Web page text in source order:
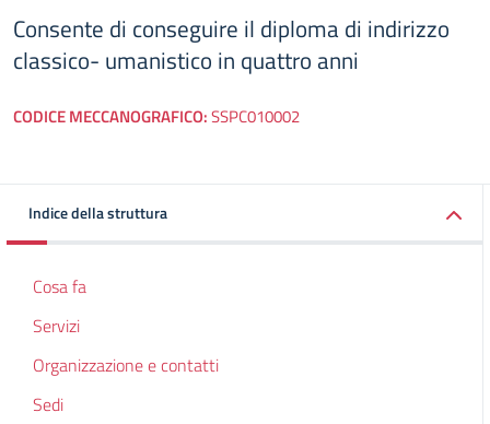
Consente di conseguire il diploma di indirizzo
classico- umanistico in quattro anni
CODICE MECCANOGRAFICO:SSPC010002
Indice della struttura
Cosa fa
Servizi
Organizzazione e contatti
Sedi